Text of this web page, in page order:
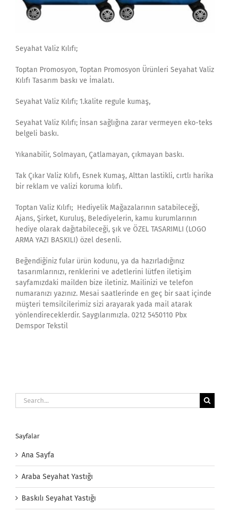
Seyahat Valiz Kılıfı;
Toptan Promosyon, Toptan Promosyon Ürünleri Seyahat Valiz
Kılıfı Tasarım baskı ve İmalatı.
Seyahat Valiz Kılıfı; 1.kalite regule kumaş,
Seyahat Valiz Kılıfı; İnsan sağlığına zarar vermeyen eko-teks
belgeli baskı.
Yıkanabilir, Solmayan, Çatlamayan, çıkmayan baskı.
Tak Çıkar Valiz Kılıfı, Esnek Kumaş, Alttan lastikli, cırtlı harika
bir reklam ve valizi koruma kılıfı.
Toptan Valiz Kılıfı; Hediyelik Mağazalarının satabileceği,
Ajans, Şirket, Kuruluş, Belediyelerin, kamu kurumlarının
hediye olarak dağıtabileceği, şık ve ÖZEL TASARIMLI (LOGO
ARMA YAZI BASKILI) özel desenli.
Beğendiğiniz fular ürün kodunu, ya da hazırladığınız
tasarımlarınızı, renklerini ve adetlerini lütfen iletişim
sayfamızdaki mailden bize iletiniz. Mailinizi ve telefon
numaranızı yazınız. Mesai saatlerinde en geç bir saat içinde
müşteri temsilcilerimiz sizi arayarak yada mail atarak
yönlendireceklerdir. Saygılarımızla. 0212 5450110 Pbx
Demspor Tekstil
Search
for:
Sayfalar
Ana Sayfa
Araba Seyahat Yastığı
Baskılı Seyahat Yastığı